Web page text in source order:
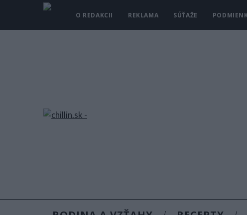
O REDAKCII REKLAMA SÚŤAŽE